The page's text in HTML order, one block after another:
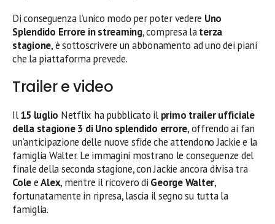
Di conseguenza l’unico modo per poter vedere Uno
Splendido Errore in streaming, compresa laterza
stagione, è sottoscrivere un abbonamento ad uno dei piani
che la piattaforma prevede.
Trailer e video
Il15 luglio Netflix ha pubblicato il primo trailer ufficiale
della stagione 3 di Uno splendido errore, offrendo ai fan
un’anticipazione delle nuove sfide che attendono Jackie e la
famiglia Walter. Le immagini mostrano le conseguenze del
finale della seconda stagione, con Jackie ancora divisa tra
ColeeAlex, mentre il ricovero di George Walter,
fortunatamente in ripresa, lascia il segno su tutta la
famiglia.